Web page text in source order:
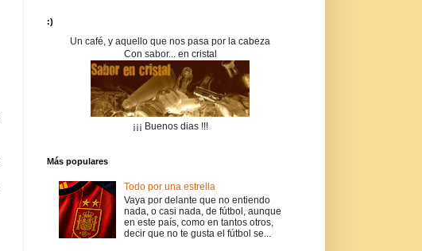
:)
Un café, y aquello que nos pasa por la cabeza
Con sabor... en cristal
¡¡¡ Buenos dias !!!
Más populares
Todo por una estrella
Vaya por delante que no entiendo
nada, o casi nada, de fútbol, aunque
en este país, como en tantos otros,
decir que no te gusta el fútbol se...